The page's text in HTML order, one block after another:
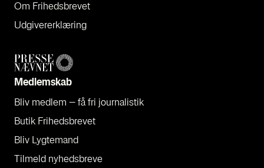
Om Fri­heds­bre­vet
Udgi­ve­rer­klæ­ring
Med­lem­skab
Bliv med­lem – få fri jour­na­li­stik
Butik Fri­heds­bre­vet
Bliv Lyg­te­mand
Til­meld nyheds­bre­ve